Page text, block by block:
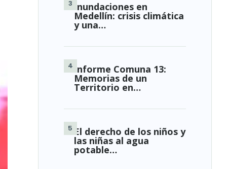
Inundaciones en
Medellín: crisis climática
y una…
Informe Comuna 13:
Memorias de un
Territorio en…
El derecho de los niños y
las niñas al agua
potable…